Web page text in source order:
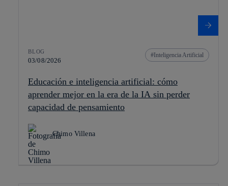
BLOG
03/08/2026
Inteligencia Artificial
Educación e inteligencia artificial: cómo
aprender mejor en la era de la IA sin perder
capacidad de pensamiento
Chimo Villena